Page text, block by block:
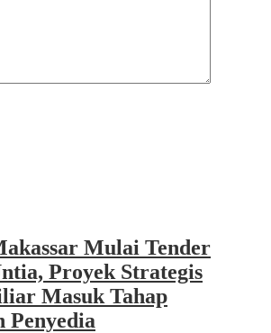
Mulai Tender
Proyek Strategis
Masuk Tahap
Penyedia